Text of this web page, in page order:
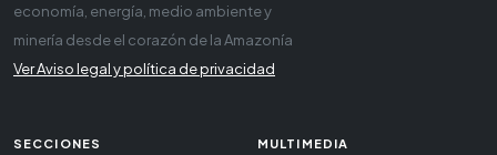
economía, energía, medio ambiente y
minería desde el corazón de la Amazonía
Ver Aviso legal y política de privacidad
SECCIONES MULTIMEDIA